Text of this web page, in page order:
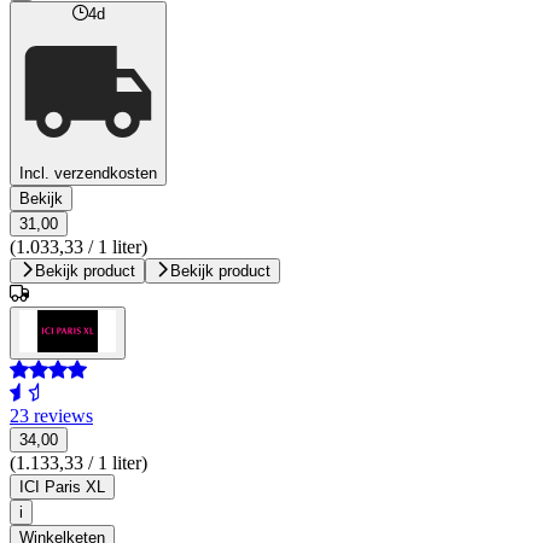
4d
Incl. verzendkosten
Bekijk
31,00
(1.033,33 / 1 liter)
Bekijk product Bekijk product
23 reviews
34,00
(1.133,33 / 1 liter)
ICI Paris XL
i
Winkelketen